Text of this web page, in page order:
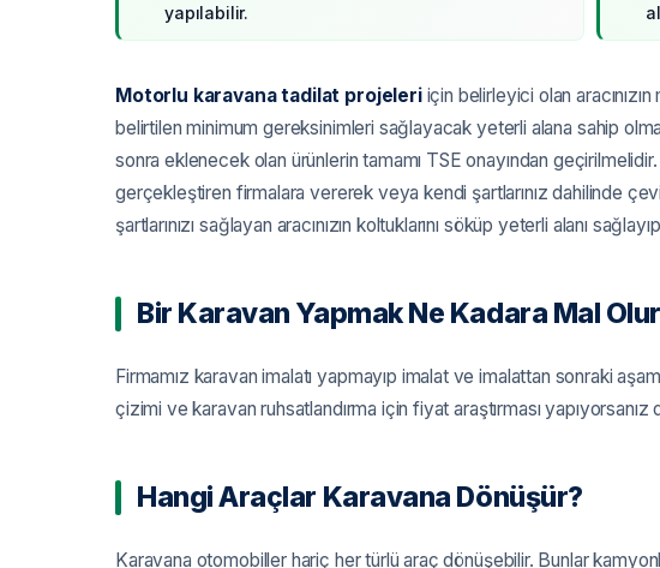
yapılabilir.
Motorlu karavana tadilat projeleriiçin belirleyici olan
belirtilen minimum gereksinimleri sağlayacak yeterli alana sahip
sonra eklenecek olan ürünlerin tamamı TSE onayından
gerçekleştiren firmalara vererek veya kendi şartlarınız dahilinde
şartlarınızı sağlayan aracınızın koltuklarını söküp yeterli alanı
Bir Karavan Yapmak Ne Kadara Mal
Firmamız karavan imalatı yapmayıp imalat ve imalattan sonraki
çizimi ve karavan ruhsatlandırma için fiyat araştırması yapıyorsanız
Hangi Araçlar Karavana Dönüşür?
Karavana otomobiller hariç her türlü araç dönüşebilir. Bunlar